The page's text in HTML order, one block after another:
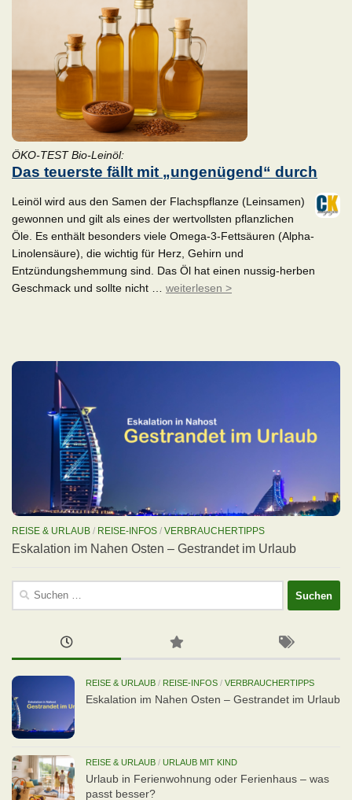
ÖKO-TEST Bio-Leinöl:
Das teuerste fällt mit „ungenügend“ durch
Leinöl wird aus den Samen der Flachspflanze (Leinsamen)
gewonnen und gilt als eines der wertvollsten pflanzlichen
Öle. Es enthält besonders viele Omega-3-Fettsäuren (Alpha-
Linolensäure), die wichtig für Herz, Gehirn und
Entzündungshemmung sind. Das Öl hat einen nussig-herben
Geschmack und sollte nicht … weiterlesen >
REISE & URLAUB / REISE-INFOS / VERBRAUCHERTIPPS
Eskalation im Nahen Osten – Gestrandet im Urlaub
Suchen
REISE & URLAUB / REISE-INFOS / VERBRAUCHERTIPPS
Eskalation im Nahen Osten – Gestrandet im Urlaub
REISE & URLAUB / URLAUB MIT KIND
Urlaub in Ferienwohnung oder Ferienhaus – was
passt besser?